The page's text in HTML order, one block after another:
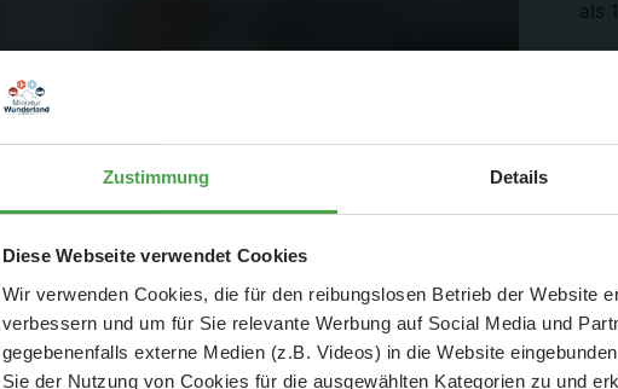
Zustimmung Details
Diese Webseite verwendet Cookies
Wir verwenden Cookies, die für den reibungslosen Betrieb der Website
verbessern und um für Sie relevante Werbung auf Social Media und
gegebenenfalls externe Medien (z.B. Videos) in die Website
Sie der Nutzung von Cookies für die ausgewählten Kategorien zu und
als
Aktuelle
Der Spar-Hammer: 25 % Ersparnis bei Große
und September - ohne
- Abendliche Hafenrundfahrt/
- anschließender Wunderland-Besuch